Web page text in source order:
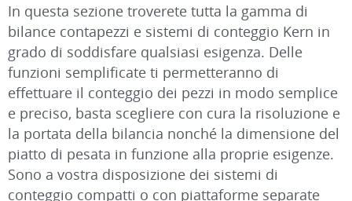
In questa sezione troverete tutta la gamma di
bilance contapezzi e sistemi di conteggio Kern in
grado di soddisfare qualsiasi esigenza. Delle
funzioni semplificate ti permetteranno di
effettuare il conteggio dei pezzi in modo semplice
e preciso, basta scegliere con cura la risoluzione e
la portata della bilancia nonché la dimensione del
piatto di pesata in funzione alla proprie esigenze.
Sono a vostra disposizione dei sistemi di
conteggio compatti o con piattaforme separate